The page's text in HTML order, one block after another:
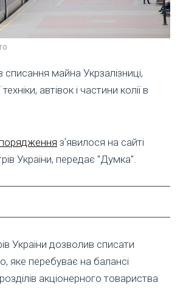
списання майна Укрзалізниці,
автівок і частини колії в
зʼявилося на сайті
України, передає "Думка".
України дозволив списати
яке перебуває на балансі
акціонерного товариства